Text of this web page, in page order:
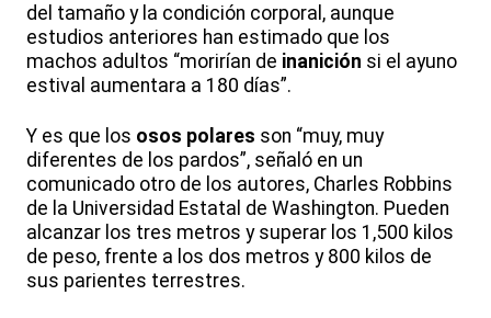
del tamaño y la condición corporal, aunque
estudios anteriores han estimado que los
machos adultos “morirían de inanición si el ayuno
estival aumentara a 180 días”.
Y es que los osos polares son “muy, muy
diferentes de los pardos”, señaló en un
comunicado otro de los autores, Charles Robbins
de la Universidad Estatal de Washington. Pueden
alcanzar los tres metros y superar los 1,500 kilos
de peso, frente a los dos metros y 800 kilos de
sus parientes terrestres.